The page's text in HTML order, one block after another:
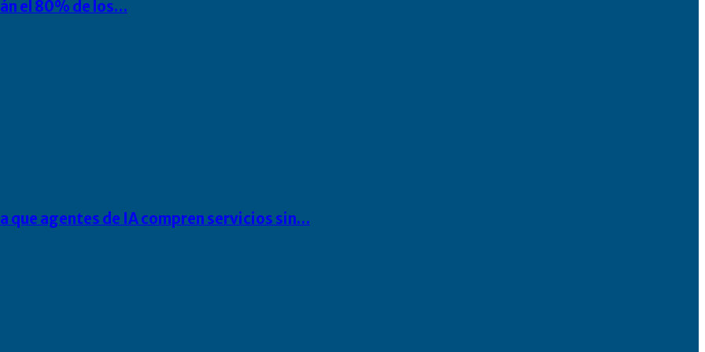
el 80% de los…
agentes de IA compren servicios sin…